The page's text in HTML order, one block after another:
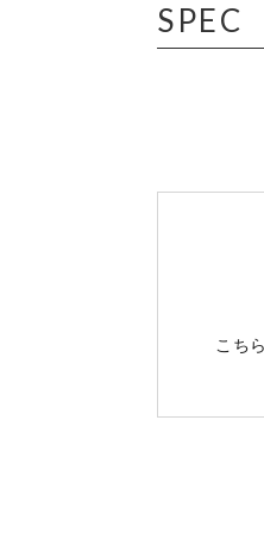
SPEC
こち